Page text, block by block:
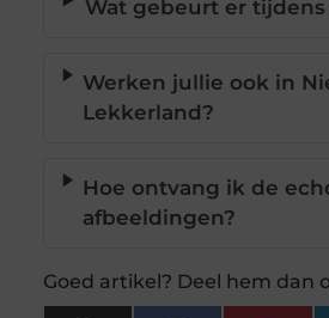
Wat gebeurt er
Werken jullie ook in
Lekkerland?
Hoe ontvang ik de
afbeeldingen?
Goed artikel? Deel hem dan